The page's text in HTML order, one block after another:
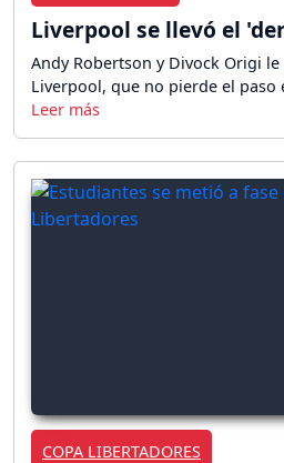
Liverpool se llevó el
Andy Robertson y Divock Origi
Liverpool, que no pierde el paso
COPA LIBERTADORES